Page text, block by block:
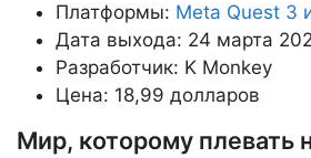
Платформы: Meta Quest 3
Дата выхода: 24 марта
Разработчик: K Monkey
Цена: 18,99 долларов
Мир, которому плевать